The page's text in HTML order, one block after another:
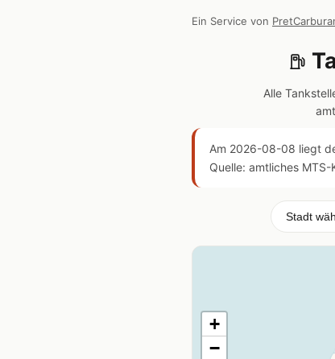
Ein Service von
Alle
Am 2026-08-08 liegt
Quelle: amtliches
+
−